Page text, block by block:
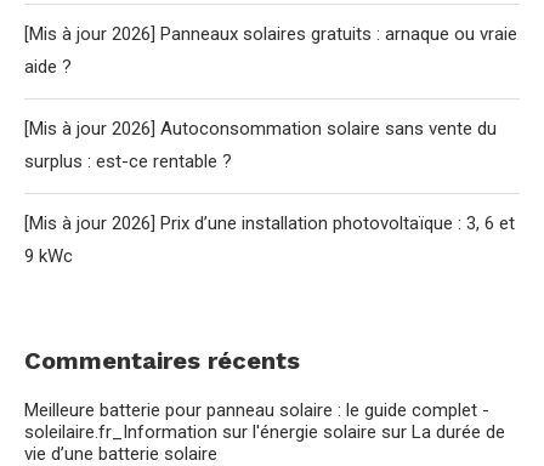
[Mis à jour 2026] Panneaux solaires gratuits : arnaque ou vraie
aide ?
[Mis à jour 2026] Autoconsommation solaire sans vente du
surplus : est-ce rentable ?
[Mis à jour 2026] Prix d’une installation photovoltaïque : 3, 6 et
9 kWc
Commentaires récents
Meilleure batterie pour panneau solaire : le guide complet -
soleilaire.fr_Information sur l'énergie solaire sur La durée de
vie d’une batterie solaire